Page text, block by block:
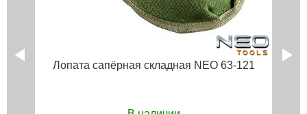
Лопата сапёрная складная NEO 63-121